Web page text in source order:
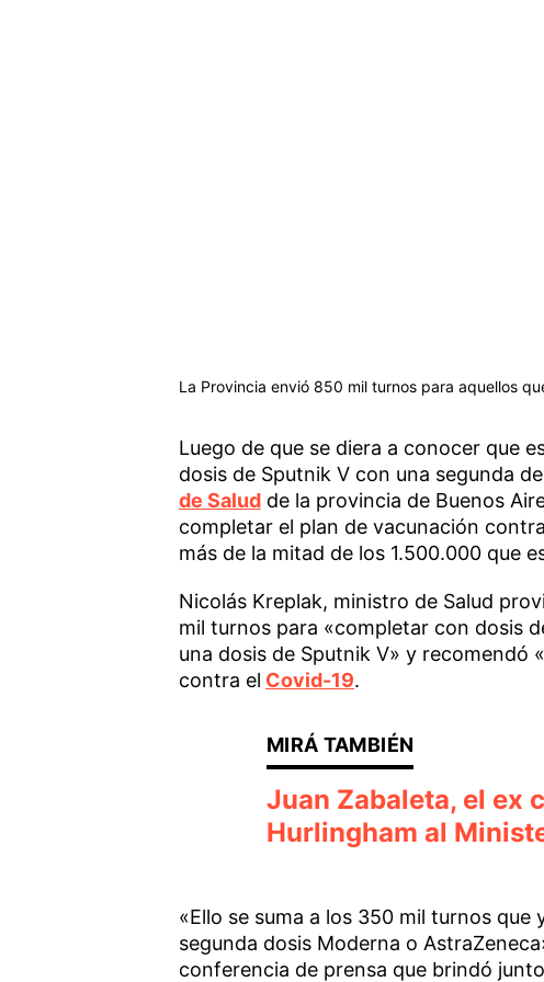
La Provincia envió 850 mil turnos para aquellos
Luego de que se diera a conocer que
dosis de Sputnik V con una segunda
de Saludde la provincia de Buenos
completar el plan de vacunación
más de la mitad de los 1.500.000 que
Nicolás Kreplak, ministro de Salud
mil turnos para «completar con dosis
una dosis de Sputnik V» y recomendó
contra el Covid-19.
Juan Zabaleta, el ex
Hurlingham al
«Ello se suma a los 350 mil turnos
segunda dosis Moderna o
conferencia de prensa que brindó